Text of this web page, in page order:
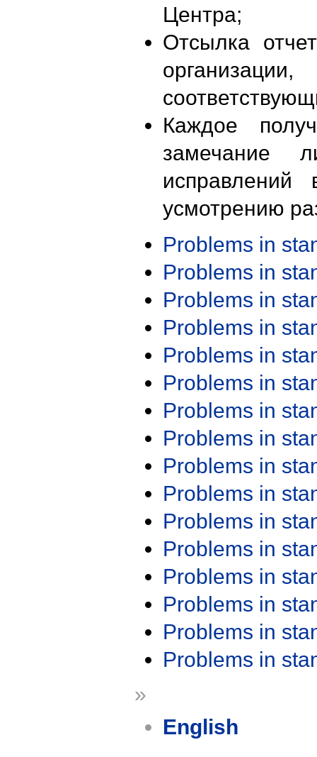
Центра;
Отсылка
Каждое
замечание
исправлений
усмотрению
Problems in
Problems in
Problems in
Problems in
Problems in
Problems in
Problems in
Problems in
Problems in
Problems in
Problems in
Problems in
Problems in
Problems in
Problems in
Problems in
»
English